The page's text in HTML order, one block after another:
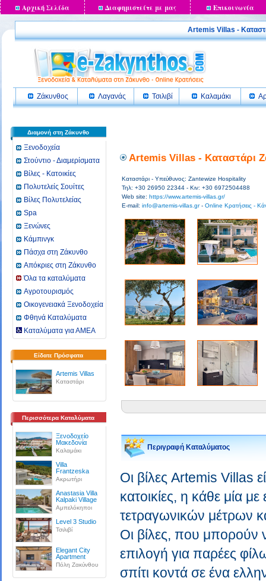
Αρχική Σελίδα Διαφημιστείτε με μας Επικοινωνία
Artemis Villas -
Ζάκυνθος Λαγανάς Τσιλιβί Καλαμάκι
Διαμονή στη Ζάκυνθο
Ξενοδοχεία
Στούντιο - Διαμερίσματα
Βίλες - Κατοικίες
Πολυτελείς Σουίτες
Βίλες Πολυτελείας
Spa
Ξενώνες
Κάμπινγκ
Πάσχα στη Ζάκυνθο
Απόκριες στη Ζάκυνθο
Όλα τα καταλύματα
Αγροτουρισμός
Οικογενειακά Ξενοδοχεία
Φθηνά Καταλύματα
Καταλύματα για ΑΜΕΑ
Είδατε Πρόσφατα
Artemis Villas
Καταστάρι
Περισσότερα Καταλύματα
Ξενοδοχείο
Μακεδονία
Καλαμάκι
Villa
Frantzeska
Ακρωτήρι
Anastasia Villa
Kalpaki Village
Αμπελόκηποι
Level 3 Studio
Τσιλιβί
Elegant City
Apartment
Πόλη Ζακύνθου
Artemis Villas - Καταστάρι
Καταστάρι - Υπεύθυνος: Zantewize Hospitality
Τηλ: +30 26950 22344 - Κιν: +30 6972504488
Web site: https://www.artemis-villas.gr/
E-mail: info@artemis-villas.gr- Online Κρατήσεις -
Περιγραφή Καταλύματος
Οι βίλες Artemis Villas
κατοικίες, η κάθε μία
τετραγωνικών μέτρων
Οι βίλες, που μπορούν
επιλογή για παρέες
σπίτι κοντά σε ένα